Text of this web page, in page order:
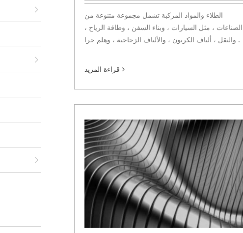
الطلاء والمواد المركبة تشمل مجموعة متنوعة من
الصناعات ، مثل السيارات ، وبناء السفن ، وطاقة الرياح ،
والنقل ، ألياف الكربون ، والألياف الزجاجية ، وهلم جرا .
قراءة المزيد